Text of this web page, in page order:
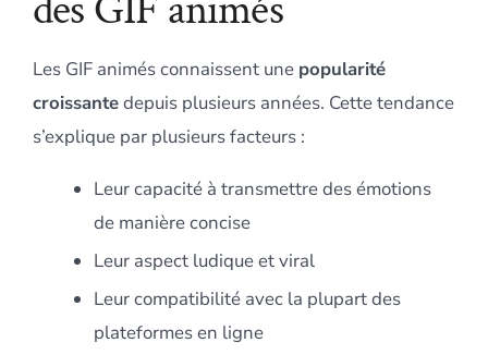
Les GIF animés connaissent une popularité
croissantedepuis plusieurs années. Cette tendance
s’explique par plusieurs facteurs :
Leur capacité à transmettre des émotions
de manière concise
Leur aspect ludique et viral
Leur compatibilité avec la plupart des
plateformes en ligne